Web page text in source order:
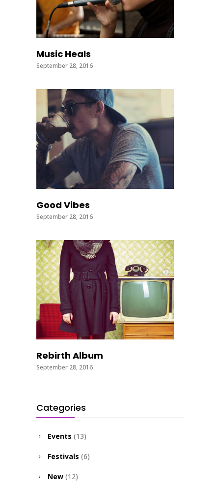
Music Heals
September 28, 2016
Good Vibes
September 28, 2016
Rebirth Album
September 28, 2016
Categories
Events (13)
Festivals (6)
New (12)